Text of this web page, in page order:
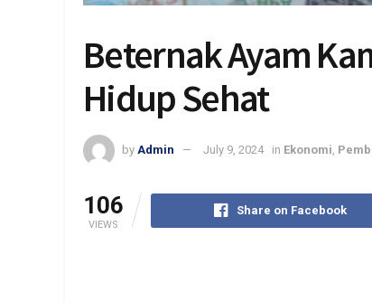
Beternak Ayam
Hidup Sehat
by Admin July 9, 2024 in Ekonomi
106
VIEWS
Share on Facebook